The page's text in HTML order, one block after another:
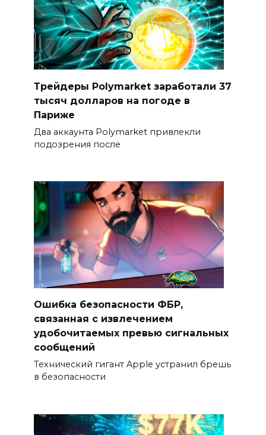
Трейдеры Polymarket заработали 37
тысяч долларов на погоде в
Париже
Два аккаунта Polymarket привлекли
подозрения после
Ошибка безопасности ФБР,
связанная с извлечением
удобочитаемых превью сигнальных
сообщений
Технический гигант Apple устранил брешь
в безопасности